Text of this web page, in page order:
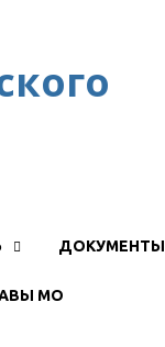
ДОКУМЕНТЫ
МО